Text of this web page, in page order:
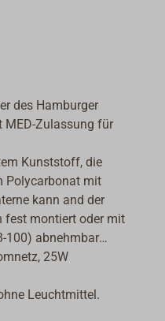
des Hamburger
MED-Zulassung für
Kunststoff, die
Polycarbonat mit
kann and der
fest montiert oder mit
100) abnehmbar
25W
Leuchtmittel.